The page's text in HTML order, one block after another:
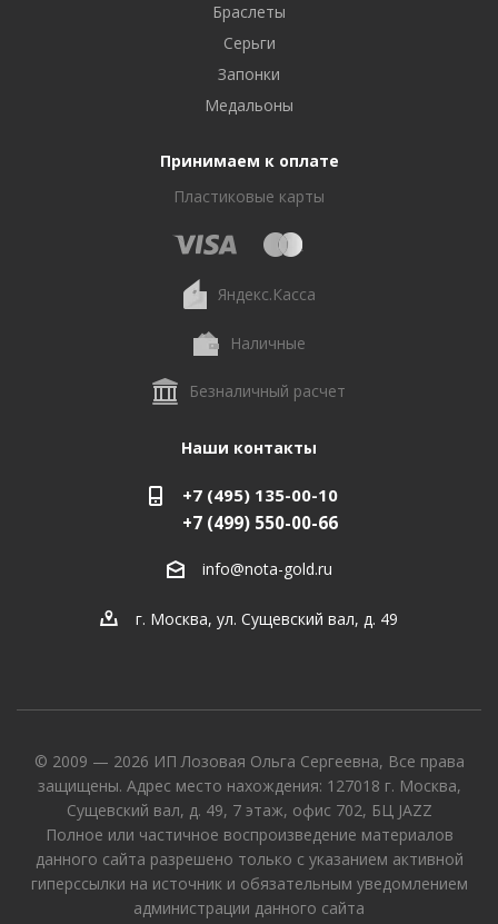
Браслеты
Серьги
Запонки
Медальоны
Принимаем к оплате
Пластиковые карты
Яндекс.Касса
Наличные
Безналичный расчет
Наши контакты
+7 (495) 135-00-10
+7 (499) 550-00-66
info@nota-gold.ru
г. Москва, ул. Сущевский вал, д. 49
© 2009 — 2026 ИП Лозовая Ольга Сергеевна, Все права
защищены. Адрес место нахождения: 127018 г. Москва,
Сущевский вал, д. 49, 7 этаж, офис 702, БЦ JAZZ
Полное или частичное воспроизведение материалов
данного сайта разрешено только с указанием активной
гиперссылки на источник и обязательным уведомлением
администрации данного сайта